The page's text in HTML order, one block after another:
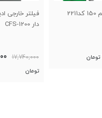
فیلتر خارجی ادیسه یو وی
17,740,000
15,660,000